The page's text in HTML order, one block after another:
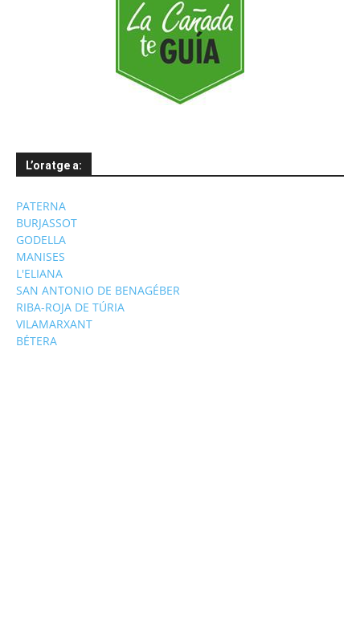
L’oratge a:
PATERNA
BURJASSOT
GODELLA
MANISES
L'ELIANA
SAN ANTONIO DE BENAGÉBER
RIBA-ROJA DE TÚRIA
VILAMARXANT
BÉTERA